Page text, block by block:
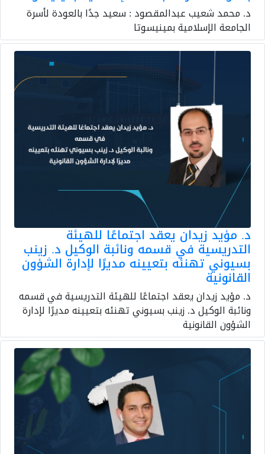
د. محمد شعيب عبدالمقصود : سعيد جدًا بالعودة لأسرة
الجامعة الإسلامية بمينيسوتا
د. مؤيد زيدان يعقد اجتماعًا للهيئة
التدريسية في قسمه ونائبة الوكيل د. زينب
بسيوني تهنئه بتعيينه مديرًا لإدارة الشؤون
القانونية
د. مؤيد زيدان يعقد اجتماعًا للهيئة التدريسية في قسمه
ونائبة الوكيل د. زينب بسيوني تهنئه بتعيينه مديرًا لإدارة
الشؤون القانونية